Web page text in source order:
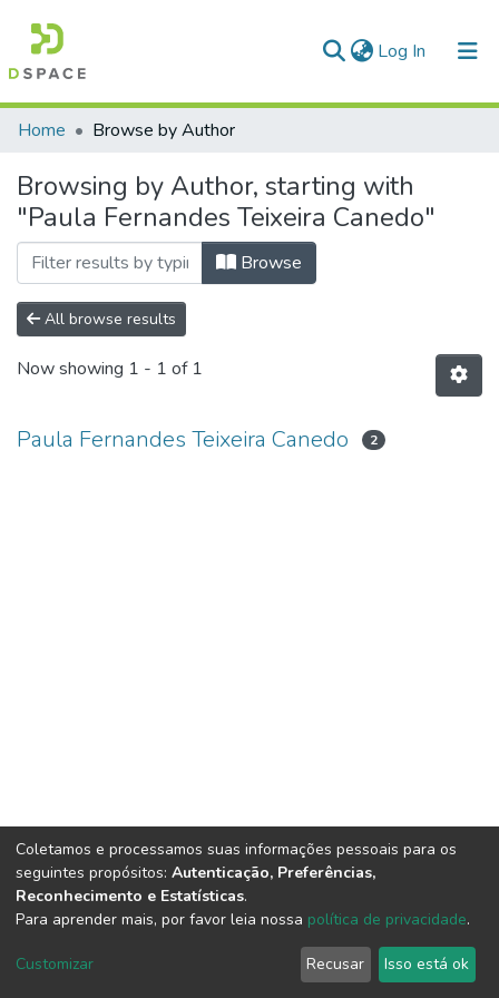
Log In (current)
Communities & Collections
All of DSpace
Home Browse by Author
Browsing by Author, starting with
"Paula Fernandes Teixeira Canedo"
Browse
All browse results
Now showing 1 - 1 of 1
Paula Fernandes Teixeira Canedo 2
DSpace software copyright © 2002-2026 LYRASIS
Cookie
End User
Agreement
Send
Feedback
Coletamos e processamos suas informações pessoais para os
seguintes propósitos: Autenticação, Preferências,
Reconhecimento e Estatísticas.
Para aprender mais, por favor leia nossa política de privacidade.
Customizar Recusar Isso está ok